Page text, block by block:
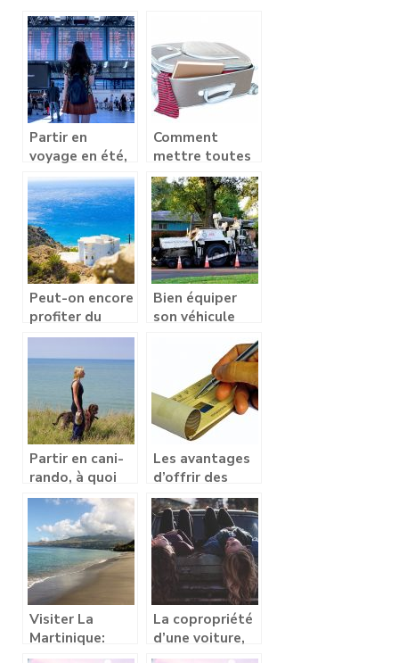
Partir en
voyage en été,
oui, mais où ?
Comment
mettre toutes
les chances de
son côté pour
faire un bon
voyage à
l’étranger?
Peut-on encore
profiter du
soleil au mois
d’octobre en
Europe?
Bien équiper
son véhicule
Partir en cani-
rando, à quoi
faut-il penser ?
Les avantages
d’offrir des
chèques-
cadeaux CSE
Visiter La
Martinique:
tous les
La copropriété
d’une voiture,
que dois-je